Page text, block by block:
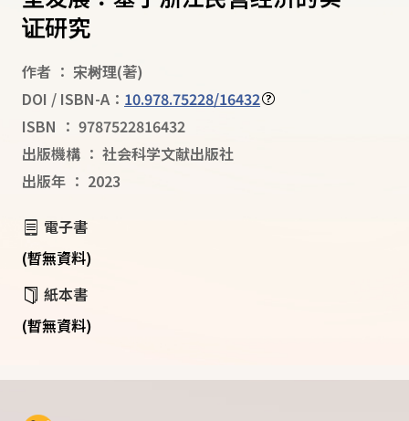
证研究
作者 ： 宋树理(著)
DOI / ISBN-A： 10.978.75228/16432
ISBN ： 9787522816432
出版機構 ： 社会科学文献出版社
出版年 ： 2023
電子書
(暫無資料)
紙本書
(暫無資料)